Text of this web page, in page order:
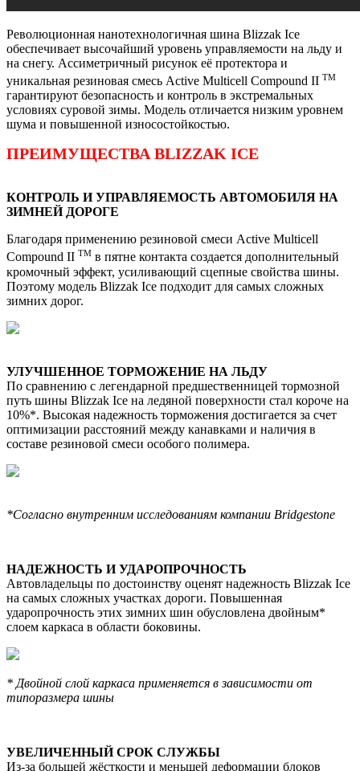
Революционная нанотехнологичная шина Blizzak Ice
обеспечивает высочайший уровень управляемости на льду и
на снегу. Ассиметричный рисунок её протектора и
уникальная резиновая смесь Active Multicell Compound II TM
гарантируют безопасность и контроль в экстремальных
условиях суровой зимы. Модель отличается низким уровнем
шума и повышенной износостойкостью.
ПРЕИМУЩЕСТВА BLIZZAK ICE
КОНТРОЛЬ И УПРАВЛЯЕМОСТЬ АВТОМОБИЛЯ НА
ЗИМНЕЙ ДОРОГЕ
Благодаря применению резиновой смеси Active Multicell
Compound II TM в пятне контакта создается дополнительный
кромочный эффект, усиливающий сцепные свойства шины.
Поэтому модель Blizzak Ice подходит для самых сложных
зимних дорог.
УЛУЧШЕННОЕ ТОРМОЖЕНИЕ НА ЛЬДУ
По сравнению с легендарной предшественницей тормозной
путь шины Blizzak Ice на ледяной поверхности стал короче на
10%*. Высокая надежность торможения достигается за счет
оптимизации расстояний между канавками и наличия в
составе резиновой смеси особого полимера.
*Согласно внутренним исследованиям компании Bridgestone
НАДЕЖНОСТЬ И УДАРОПРОЧНОСТЬ
Автовладельцы по достоинству оценят надежность Blizzak Ice
на самых сложных участках дороги. Повышенная
ударопрочность этих зимних шин обусловлена двойным*
слоем каркаса в области боковины.
* Двойной слой каркаса применяется в зависимости от
типоразмера шины
УВЕЛИЧЕННЫЙ СРОК СЛУЖБЫ
Из-за большей жёсткости и меньшей деформации блоков